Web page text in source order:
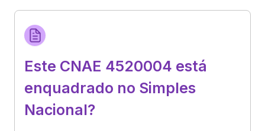
Este CNAE 4520004 está
enquadrado no Simples
Nacional?